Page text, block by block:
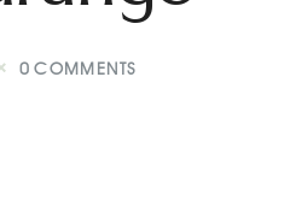
0 COMMENTS